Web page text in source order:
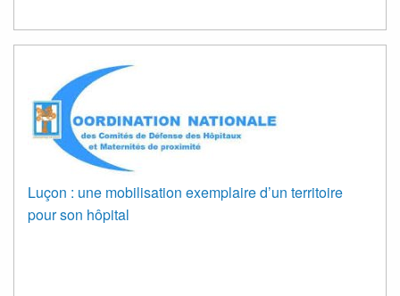
Luçon : une mobilisation exemplaire d’un territoire
pour son hôpital